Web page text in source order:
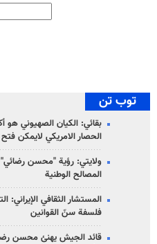
توب تن
بقائي: الكيان الصهيوني هو
الحصار الامريكي لايمكن
ولايتي: رؤية "محسن رضائي"
المصالح الوطنية
المستشار الثقافي الإيراني:
فلسفة سنّ القوانين
قائد الجيش يهنئ محسن